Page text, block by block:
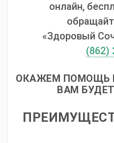
онлайн,
«Здоровый
(862)
ОКАЖЕМ ПОМОЩЬ
ВАМ